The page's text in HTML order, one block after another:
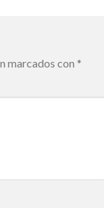
marcados con *